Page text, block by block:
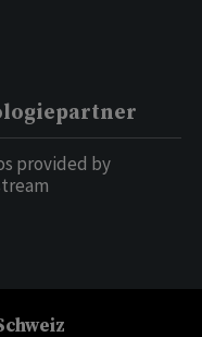
provided by